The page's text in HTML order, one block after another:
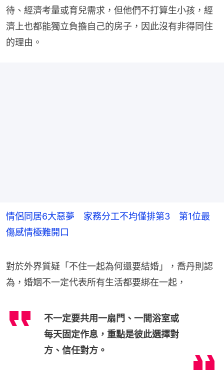
待、經濟考量或育兒需求，但他們不打算生小孩，經
濟上也都能獨立負擔自己的房子，因此沒有非得同住
的理由。
情侶同居6大惡夢 家務分工不均僅排第3 第1位最
傷感情極難開口
對於外界質疑「不住一起為何還要結婚」，喬丹則認
為，婚姻不一定代表所有生活都要綁在一起，
不一定要共用一扇門、一間浴室或
每天固定作息，重點是彼此選擇對
方、信任對方。